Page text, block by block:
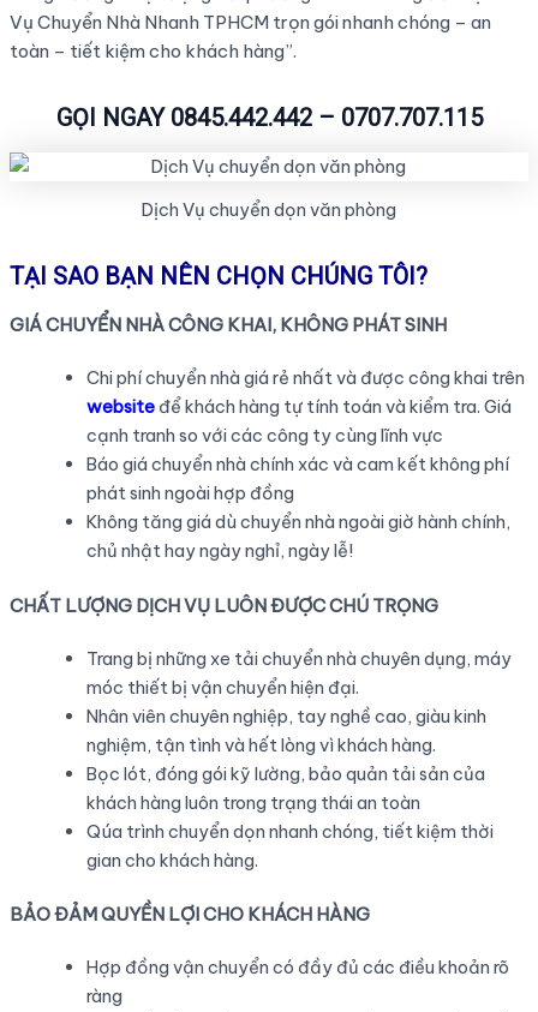
Vụ Chuyển Nhà Nhanh TPHCM trọn gói nhanh chóng – an
toàn – tiết kiệm cho khách hàng”.
GỌI NGAY 0845.442.442 – 0707.707.115
Dịch Vụ chuyển dọn văn phòng
TẠI SAO BẠN NÊN CHỌN CHÚNG TÔI?
GIÁ CHUYỂN NHÀ CÔNG KHAI, KHÔNG PHÁT SINH
Chi phí chuyển nhà giá rẻ nhất và được công khai trên
websiteđể khách hàng tự tính toán và kiểm tra. Giá
cạnh tranh so với các công ty cùng lĩnh vực
Báo giá chuyển nhà chính xác và cam kết không phí
phát sinh ngoài hợp đồng
Không tăng giá dù chuyển nhà ngoài giờ hành chính,
chủ nhật hay ngày nghỉ, ngày lễ!
CHẤT LƯỢNG DỊCH VỤ LUÔN ĐƯỢC CHÚ TRỌNG
Trang bị những xe tải chuyển nhà chuyên dụng, máy
móc thiết bị vận chuyển hiện đại.
Nhân viên chuyên nghiệp, tay nghề cao, giàu kinh
nghiệm, tận tình và hết lòng vì khách hàng.
Bọc lót, đóng gói kỹ lường, bảo quản tải sản của
khách hàng luôn trong trạng thái an toàn
Qúa trình chuyển dọn nhanh chóng, tiết kiệm thời
gian cho khách hàng.
BẢO ĐẢM QUYỀN LỢI CHO KHÁCH HÀNG
Hợp đồng vận chuyển có đầy đủ các điều khoản rõ
ràng